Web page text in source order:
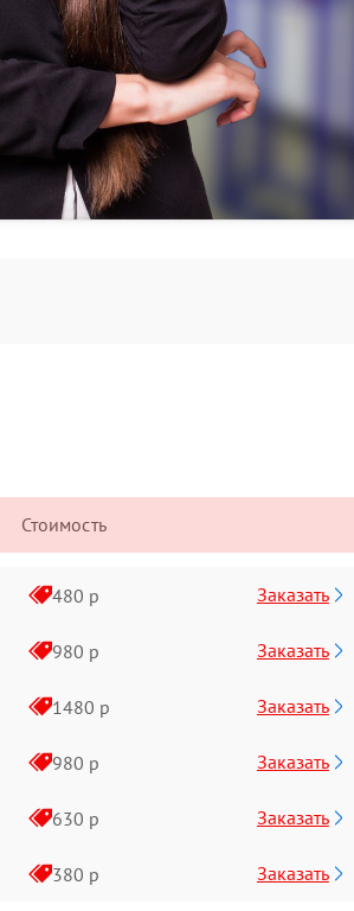
Стоимость
480 р Заказать
980 р Заказать
1480 р Заказать
980 р Заказать
630 р Заказать
380 р Заказать